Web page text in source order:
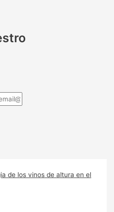
de los vinos de altura en el